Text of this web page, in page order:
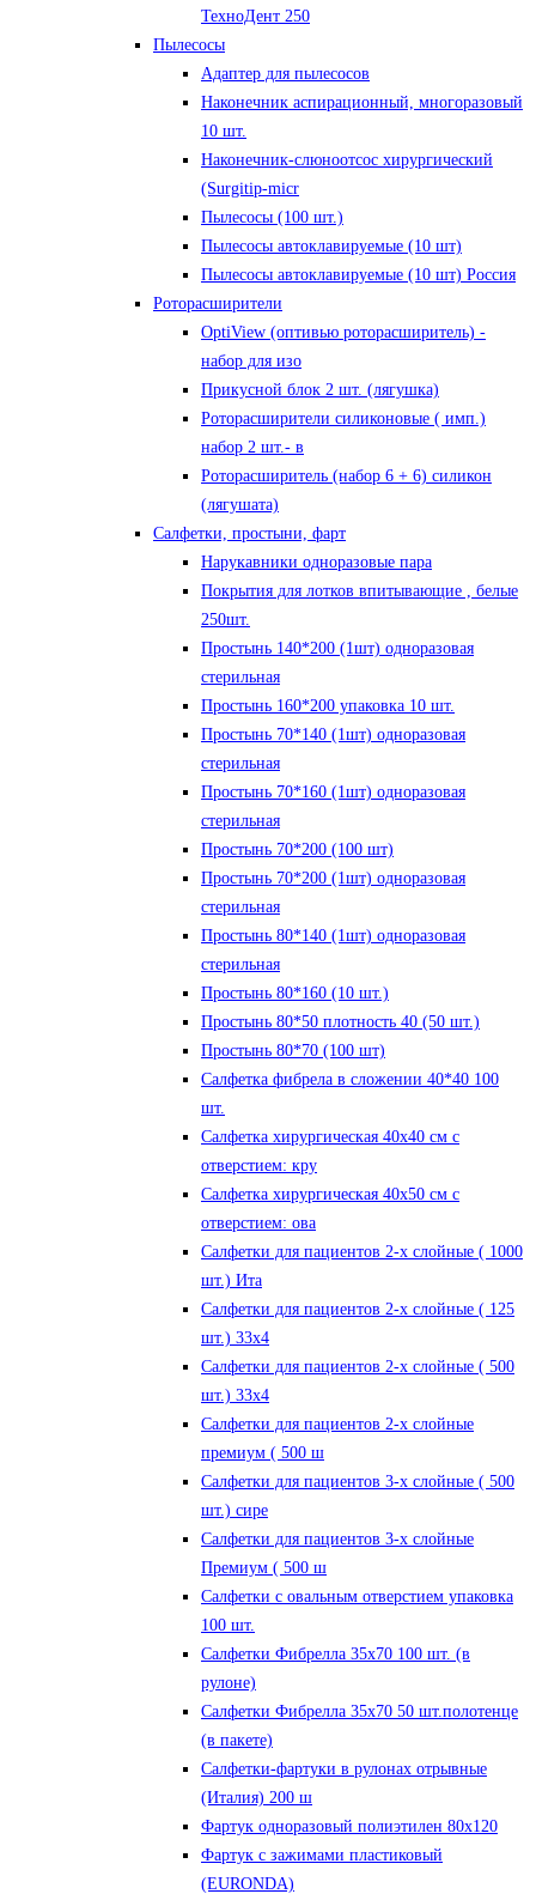
ТехноДент 250
Пылесосы
Адаптер для пылесосов
Наконечник аспирационный, многоразовый
10 шт.
Наконечник-слюноотсос хирургический
(Surgitip-micr
Пылесосы (100 шт.)
Пылесосы автоклавируемые (10 шт)
Пылесосы автоклавируемые (10 шт) Россия
Роторасширители
OptiView (оптивью роторасширитель) -
набор для изо
Прикусной блок 2 шт. (лягушка)
Роторасширители силиконовые ( имп.)
набор 2 шт.- в
Роторасширитель (набор 6 + 6) силикон
(лягушата)
Салфетки, простыни, фарт
Нарукавники одноразовые пара
Покрытия для лотков впитывающие , белые
250шт.
Простынь 140*200 (1шт) одноразовая
стерильная
Простынь 160*200 упаковка 10 шт.
Простынь 70*140 (1шт) одноразовая
стерильная
Простынь 70*160 (1шт) одноразовая
стерильная
Простынь 70*200 (100 шт)
Простынь 70*200 (1шт) одноразовая
стерильная
Простынь 80*140 (1шт) одноразовая
стерильная
Простынь 80*160 (10 шт.)
Простынь 80*50 плотность 40 (50 шт.)
Простынь 80*70 (100 шт)
Салфетка фибрела в сложении 40*40 100
шт.
Салфетка хирургическая 40х40 см с
отверстием: кру
Салфетка хирургическая 40х50 см с
отверстием: ова
Салфетки для пациентов 2-х слойные ( 1000
шт.) Ита
Салфетки для пациентов 2-х слойные ( 125
шт.) 33х4
Салфетки для пациентов 2-х слойные ( 500
шт.) 33х4
Салфетки для пациентов 2-х слойные
премиум ( 500 ш
Салфетки для пациентов 3-х слойные ( 500
шт.) сире
Салфетки для пациентов 3-х слойные
Премиум ( 500 ш
Салфетки с овальным отверстием упаковка
100 шт.
Салфетки Фибрелла 35х70 100 шт. (в
рулоне)
Салфетки Фибрелла 35х70 50 шт.полотенце
(в пакете)
Салфетки-фартуки в рулонах отрывные
(Италия) 200 ш
Фартук одноразовый полиэтилен 80х120
Фартук с зажимами пластиковый
(EURONDA)